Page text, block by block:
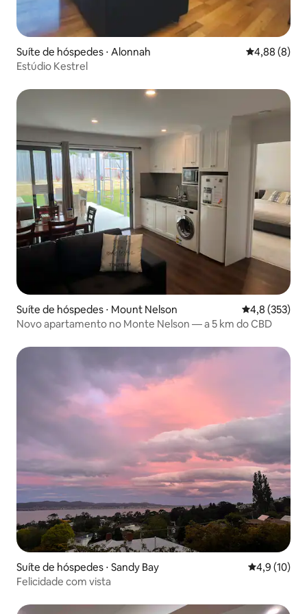
Suíte de hóspedes ⋅ Alonnah 4,88 de uma
4,88 (8)
Estúdio Kestrel
Suíte de hóspedes ⋅ Mount Nelson 4,8 de uma
4,8 (353)
Novo apartamento no Monte Nelson — a 5 km do CBD
Suíte de hóspedes ⋅ Sandy Bay 4,9 de uma
4,9 (10)
Felicidade com vista